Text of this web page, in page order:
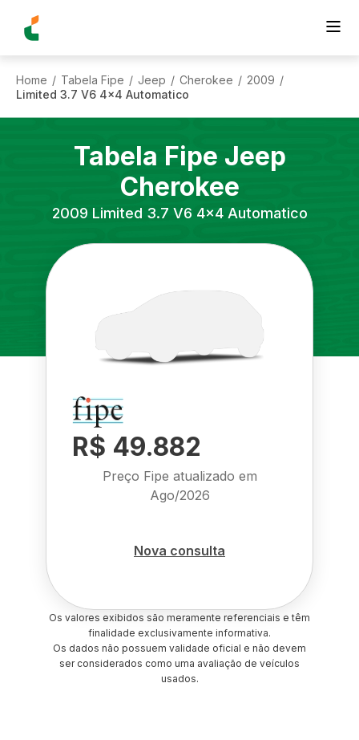
Home / Tabela Fipe / Jeep / Cherokee / 2009 /
Limited 3.7 V6 4x4 Automatico
Tabela Fipe Jeep
Cherokee
2009 Limited 3.7 V6 4x4 Automatico
R$ 49.882
Preço Fipe atualizado em
Ago/2026
Nova consulta
Os valores exibidos são meramente referenciais e têm
finalidade exclusivamente informativa.
Os dados não possuem validade oficial e não devem
ser considerados como uma avaliação de veículos
usados.